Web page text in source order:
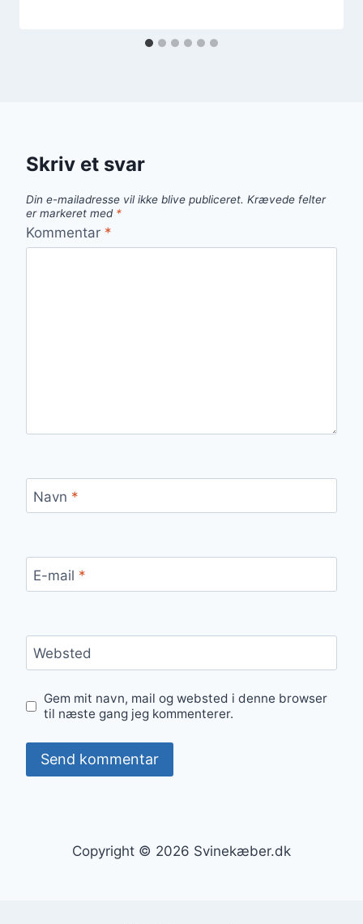
Skriv et svar
Din e-mailadresse vil ikke blive publiceret. Krævede felter
er markeret med *
Kommentar *
Navn *
E-mail *
Websted
Gem mit navn, mail og websted i denne browser
til næste gang jeg kommenterer.
Copyright © 2026 Svinekæber.dk